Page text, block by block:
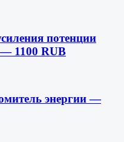
потенции
1100 RUB
энергии —